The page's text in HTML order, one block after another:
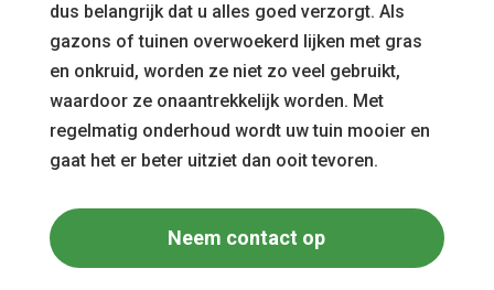
dus belangrijk dat u alles goed verzorgt. Als
gazons of tuinen overwoekerd lijken met gras
en onkruid, worden ze niet zo veel gebruikt,
waardoor ze onaantrekkelijk worden. Met
regelmatig onderhoud wordt uw tuin mooier en
gaat het er beter uitziet dan ooit tevoren.
Neem contact op